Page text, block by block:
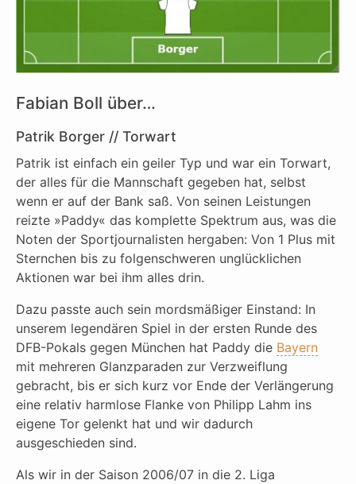
Fabian Boll über…
Patrik Borger // Torwart
Patrik ist einfach ein geiler Typ und war ein Torwart,
der alles für die Mannschaft gegeben hat, selbst
wenn er auf der Bank saß. Von seinen Leistungen
reizte »Paddy« das komplette Spektrum aus, was die
Noten der Sportjournalisten hergaben: Von 1 Plus mit
Sternchen bis zu folgenschweren unglücklichen
Aktionen war bei ihm alles drin.
Dazu passte auch sein mordsmäßiger Einstand: In
unserem legendären Spiel in der ersten Runde des
DFB-Pokals gegen München hat Paddy die Bayern
mit mehreren Glanzparaden zur Verzweiflung
gebracht, bis er sich kurz vor Ende der Verlängerung
eine relativ harmlose Flanke von Philipp Lahm ins
eigene Tor gelenkt hat und wir dadurch
ausgeschieden sind.
Als wir in der Saison 2006/07 in die 2. Liga